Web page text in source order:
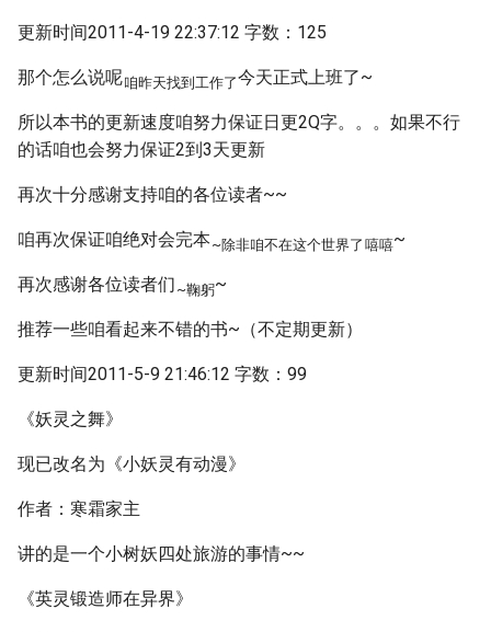
更新时间2011-4-19 22:37:12 字数：125
那个怎么说呢咱昨天找到工作了今天正式上班了~
所以本书的更新速度咱努力保证日更2Q字。。。如果不行
的话咱也会努力保证2到3天更新
再次十分感谢支持咱的各位读者~~
咱再次保证咱绝对会完本 ~除非咱不在这个世界了 嘻嘻~
再次感谢各位读者们 ~鞠躬~
推荐一些咱看起来不错的书~（不定期更新）
更新时间2011-5-9 21:46:12 字数：99
《妖灵之舞》
现已改名为《小妖灵有动漫》
作者：寒霜家主
讲的是一个小树妖四处旅游的事情~~
《英灵锻造师在异界》